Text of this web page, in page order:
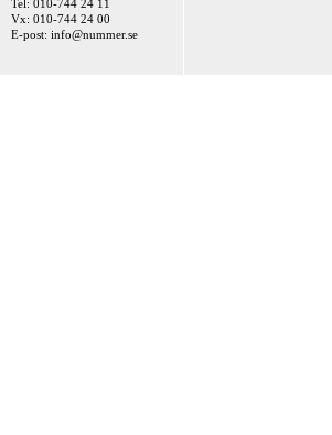
Tel: 010-744 24 11
Vx: 010-744 24 00
E-post: info@nummer.se